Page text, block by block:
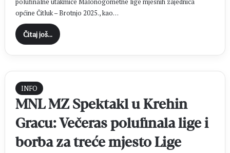
općine Čitluk – Brotnjo 2025., kao…
Čitaj još...
INFO
MNL MZ Spektakl u Krehin
Gracu: Večeras polufinala lige i
borba za treće mjesto Lige